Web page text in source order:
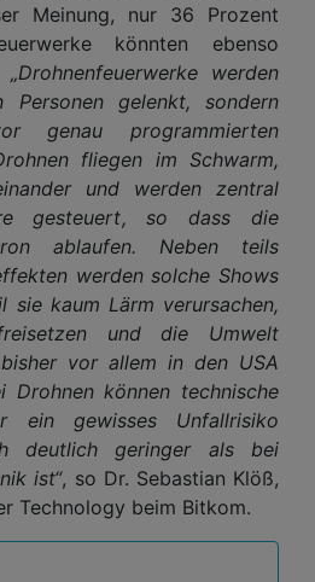
Meinung, nur 36 Prozent
könnten ebenso
„Drohnenfeuerwerke werden
Personen gelenkt, sondern
genau programmierten
fliegen im Schwarm,
und werden zentral
gesteuert, so dass die
ablaufen. Neben teils
werden solche Shows
sie kaum Lärm verursachen,
und die Umwelt
vor allem in den USA
Drohnen können technische
ein gewisses Unfallrisiko
deutlich geringer als bei
ist“, so Dr. Sebastian Klöß,
Technology beim Bitkom.